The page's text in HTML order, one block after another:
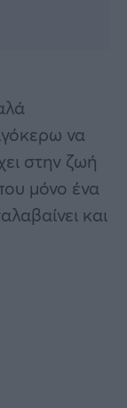
να
στην ζωή
μόνο ένα
και